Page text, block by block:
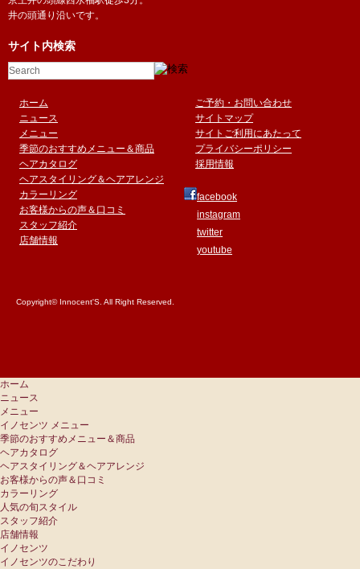
井の頭通り沿いです。
サイト内検索
ホーム
ニュース
メニュー
季節のおすすめメニュー＆商品
ヘアカタログ
ヘアスタイリング＆ヘアアレンジ
カラーリング
お客様からの声＆口コミ
スタッフ紹介
店舗情報
ご予約・お問い合わせ
サイトマップ
サイトご利用にあたって
プライバシーポリシー
採用情報
facebook
instagram
twitter
youtube
Copyright© Innocent'S. All Right Reserved.
ホーム
ニュース
メニュー
イノセンツ メニュー
季節のおすすめメニュー＆商品
ヘアカタログ
ヘアスタイリング＆ヘアアレンジ
お客様からの声＆口コミ
カラーリング
人気の旬スタイル
スタッフ紹介
店舗情報
イノセンツ
イノセンツのこだわり